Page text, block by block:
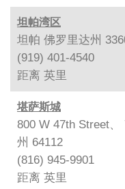
坦帕湾区
坦帕 佛罗里达州
(919) 401-4540
距离 英里
堪萨斯城
800 W 47th Street
州 64112
(816) 945-9901
距离 英里